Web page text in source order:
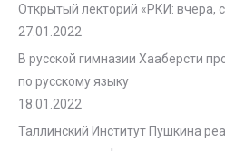
Открытый лекторий «РКИ: вчера,
27.01.2022
В русской гимназии Хааберсти
по русскому языку
18.01.2022
Таллинский Институт Пушкина